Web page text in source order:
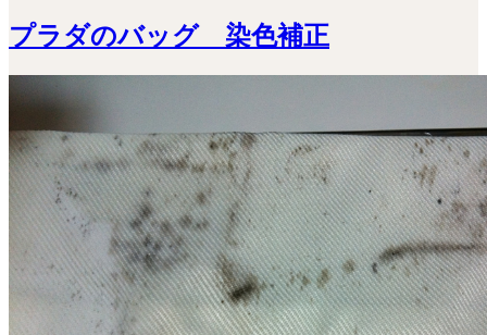
プラダのバッグ 染色補正